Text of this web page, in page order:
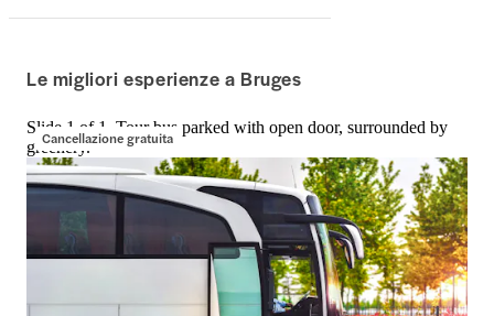
Le migliori esperienze a Bruges
Cancellazione gratuita
Slide 1 of 1, Tour bus parked with open door, surrounded by
greenery.